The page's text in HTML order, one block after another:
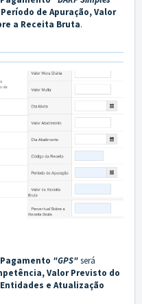
de Apuração,Valor
a Receita Bruta.
"GPS"será
Valor Previsto do
e Atualização